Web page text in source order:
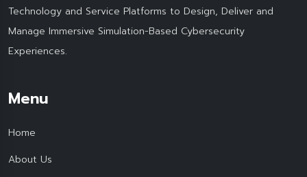
Technology and Service Platforms to Design, Deliver and
Manage Immersive Simulation-Based Cybersecurity
Experiences.
Menu
Home
About Us